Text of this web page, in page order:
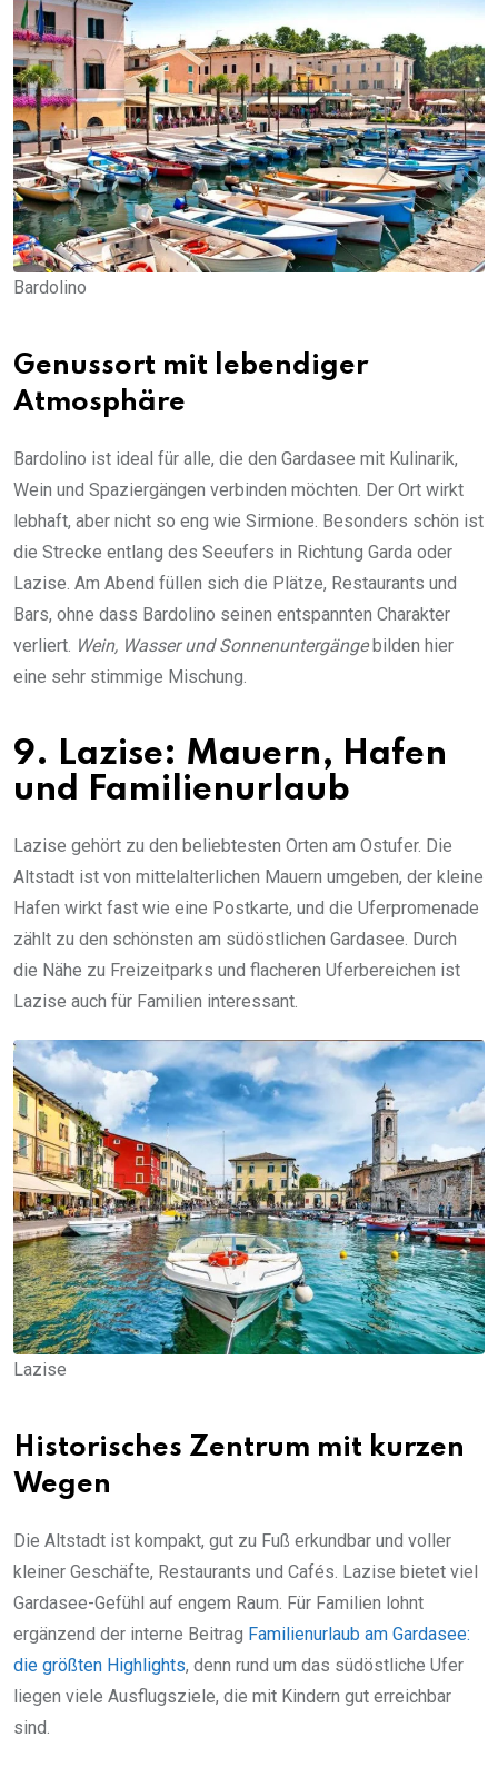
Bardolino
Genussort mit lebendiger
Atmosphäre
Bardolino ist ideal für alle, die den Gardasee mit Kulinarik,
Wein und Spaziergängen verbinden möchten. Der Ort wirkt
lebhaft, aber nicht so eng wie Sirmione. Besonders schön ist
die Strecke entlang des Seeufers in Richtung Garda oder
Lazise. Am Abend füllen sich die Plätze, Restaurants und
Bars, ohne dass Bardolino seinen entspannten Charakter
verliert. Wein, Wasser und Sonnenuntergängebilden hier
eine sehr stimmige Mischung.
9. Lazise: Mauern, Hafen
und Familienurlaub
Lazise gehört zu den beliebtesten Orten am Ostufer. Die
Altstadt ist von mittelalterlichen Mauern umgeben, der kleine
Hafen wirkt fast wie eine Postkarte, und die Uferpromenade
zählt zu den schönsten am südöstlichen Gardasee. Durch
die Nähe zu Freizeitparks und flacheren Uferbereichen ist
Lazise auch für Familien interessant.
Lazise
Historisches Zentrum mit kurzen
Wegen
Die Altstadt ist kompakt, gut zu Fuß erkundbar und voller
kleiner Geschäfte, Restaurants und Cafés. Lazise bietet viel
Gardasee-Gefühl auf engem Raum. Für Familien lohnt
ergänzend der interne Beitrag Familienurlaub am Gardasee:
die größten Highlights, denn rund um das südöstliche Ufer
liegen viele Ausflugsziele, die mit Kindern gut erreichbar
sind.